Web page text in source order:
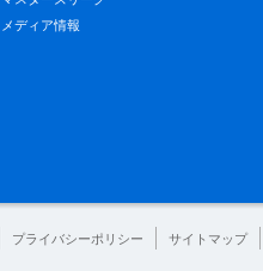
メディア情報
プライバシーポリシー サイトマップ